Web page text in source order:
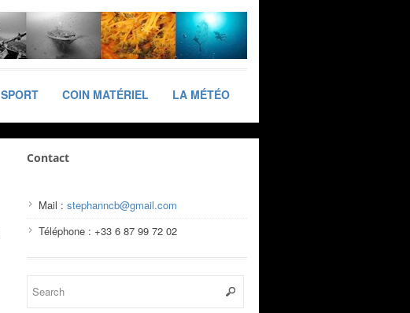
SPORT COIN MATÉRIEL LA MÉTÉO
Contact
Mail : stephanncb@gmail.com
Téléphone : +33 6 87 99 72 02